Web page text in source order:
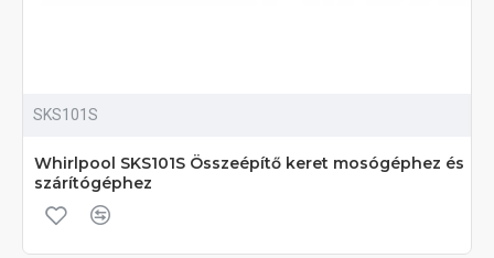
SKS101S
Whirlpool SKS101S Összeépítő keret mosógéphez és
szárítógéphez